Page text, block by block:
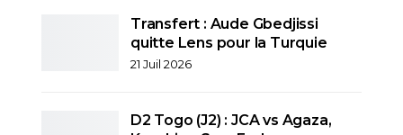
Transfert : Aude Gbedjissi
quitte Lens pour la Turquie
21 Juil 2026
D2 Togo (J2) : JCA vs Agaza,